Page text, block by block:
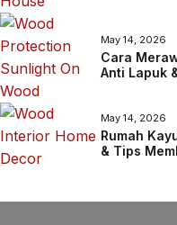
May 14, 2026
Cara
Anti Lapuk
May 14, 2026
Rumah
& Tips